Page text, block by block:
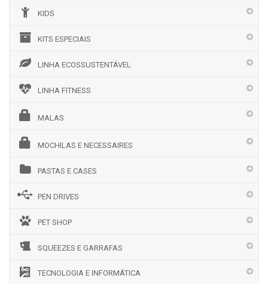
KIDS
KITS ESPECIAIS
LINHA ECOSSUSTENTÁVEL
LINHA FITNESS
MALAS
MOCHILAS E NECESSAIRES
PASTAS E CASES
PEN DRIVES
PET SHOP
SQUEEZES E GARRAFAS
TECNOLOGIA E INFORMÁTICA